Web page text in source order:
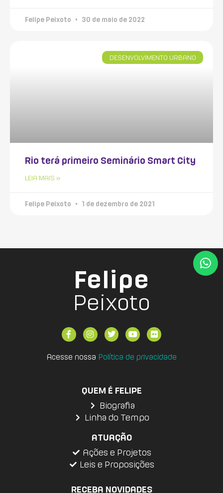
Felipe Peixoto 30 de maio de 2022
DESENVOLVIMENTO URBANO
Rio terá primeiro Seminário Smart City
LEIA MAIS »
Felipe Peixoto 1 de dezembro de 2021
Felipe
Peixoto
Acesse nossa Política de privacidade
QUEM É FELIPE
Biografia
Linha do Tempo
ATUAÇÃO
Ações e Projetos
Leis e Proposições
RECEBA NOVIDADES